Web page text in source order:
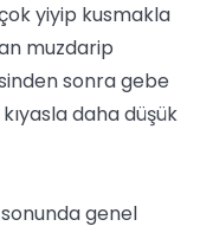
yiyip kusmakla
muzdarip
sonra gebe
daha düşük
genel